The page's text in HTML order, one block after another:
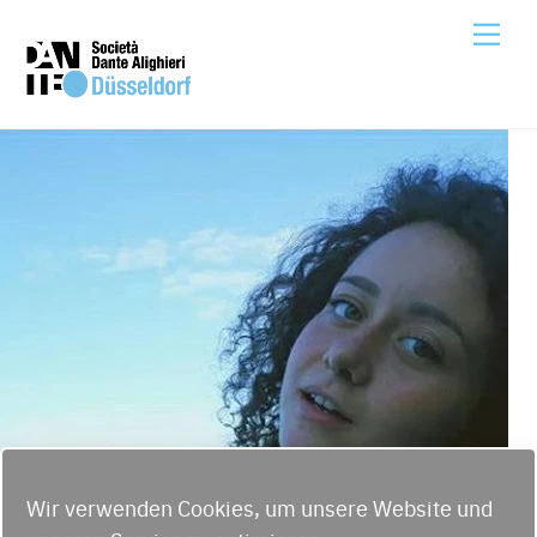
Wir verwenden Cookies, um unsere Website und
content